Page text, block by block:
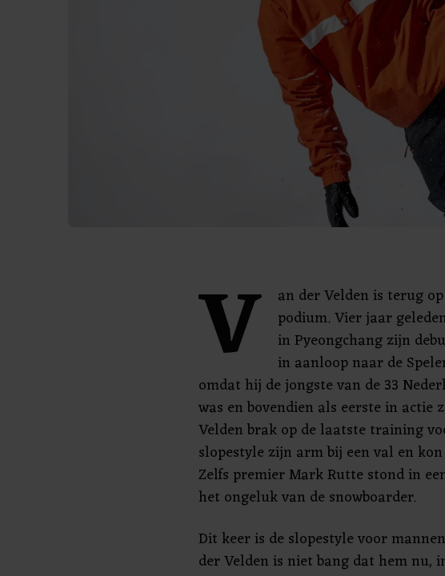
V
an der Velden is terug
podium. Vier jaar
in Pyeongchang zijn
in aanloop naar de
omdat hij de jongste van de 33
was en bovendien als eerste in actie
Velden brak op de laatste training
slopestyle zijn arm bij een val en
Zelfs premier Mark Rutte stond in
het ongeluk van de snowboarder.
Dit keer is de slopestyle voor
der Velden is niet bang dat hem nu,